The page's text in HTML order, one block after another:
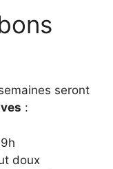
seront
:
doux